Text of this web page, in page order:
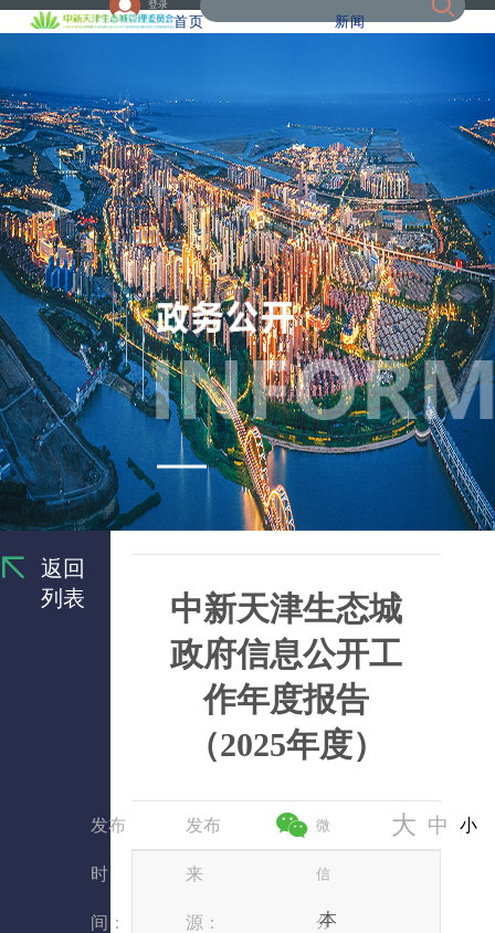
登录
首页 新闻
返回
列表
中新天津生态城
政府信息公开工
作年度报告
（2025年度）
发布
时
间：
发布
来
源：
微
信
分
大 中 小
本